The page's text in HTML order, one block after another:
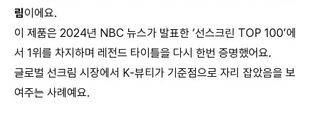
림이에요.
이 제품은 2024년 NBC 뉴스가 발표한 ‘선스크린 TOP 100’에
서 1위를 차지하며 레전드 타이틀을 다시 한번 증명했어요.
글로벌 선크림 시장에서 K-뷰티가 기준점으로 자리 잡았음을 보
여주는 사례예요.